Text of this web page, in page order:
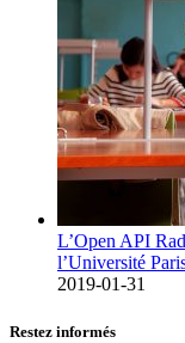
L’Open API
l’Université
2019-01-31
Restez informés